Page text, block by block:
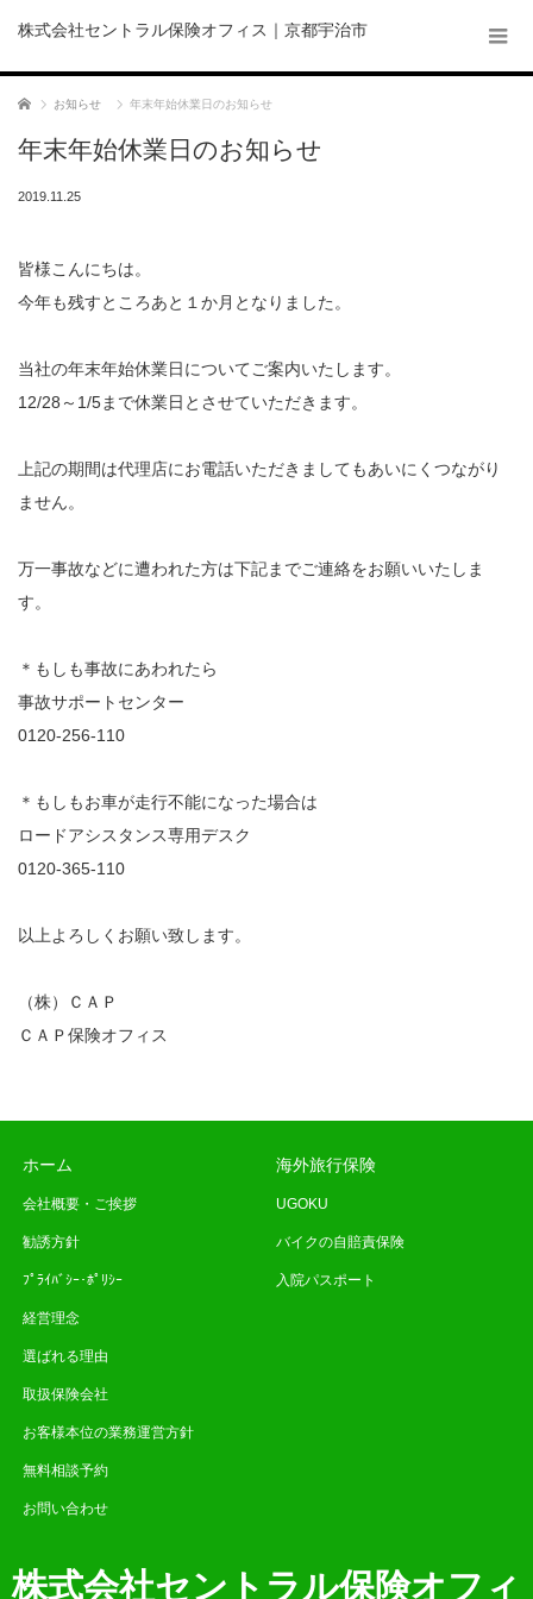
株式会社セントラル保険オフィス｜京都宇治市
ホーム お知らせ 年末年始休業日のお知らせ
年末年始休業日のお知らせ
2019.11.25
皆様こんにちは。
今年も残すところあと１か月となりました。
当社の年末年始休業日についてご案内いたします。
12/28～1/5まで休業日とさせていただきます。
上記の期間は代理店にお電話いただきましてもあいにくつながり
ません。
万一事故などに遭われた方は下記までご連絡をお願いいたしま
す。
＊もしも事故にあわれたら
事故サポートセンター
0120-256-110
＊もしもお車が走行不能になった場合は
ロードアシスタンス専用デスク
0120-365-110
以上よろしくお願い致します。
（株）ＣＡＰ
ＣＡＰ保険オフィス
ホーム
会社概要・ご挨拶
勧誘方針
ﾌﾟﾗｲﾊﾞｼｰ･ﾎﾟﾘｼｰ
経営理念
選ばれる理由
取扱保険会社
お客様本位の業務運営方針
無料相談予約
お問い合わせ
海外旅行保険
UGOKU
バイクの自賠責保険
入院パスポート
株式会社セントラル保険オフィ